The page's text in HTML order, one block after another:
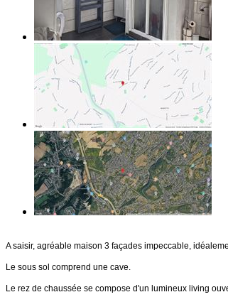
A saisir, agréable maison 3 façades impeccable,
Le sous sol comprend une cave.
Le rez de chaussée se compose d'un lumineux living